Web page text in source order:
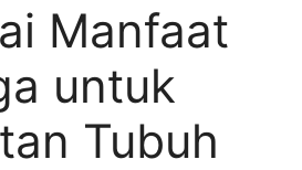
Manfaat
untuk
Tubuh